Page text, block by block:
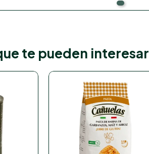
te pueden interesar